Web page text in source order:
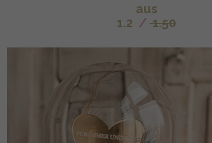
aus
1.2 / 1.50